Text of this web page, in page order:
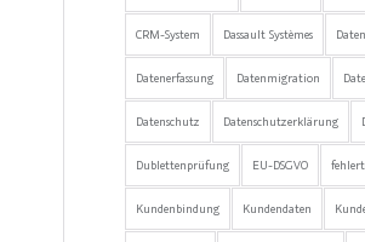
CRM-System Dassault Systèmes
Datenerfassung Datenmigration
Datenschutz Datenschutzerklärung
Dublettenprüfung EU-DSGVO
Kundenbindung Kundendaten